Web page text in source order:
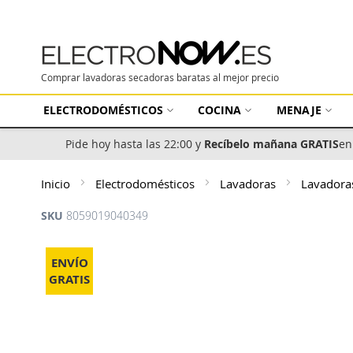
Comprar lavadoras secadoras baratas al mejor precio
ELECTRODOMÉSTICOS COCINA MENAJE
Pide hoy hasta las 22:00 y Recíbelo mañana GRATIS
Inicio Electrodomésticos Lavadoras
ENVÍO
GRATIS
SKU 8059019040349
Saltar
final
de